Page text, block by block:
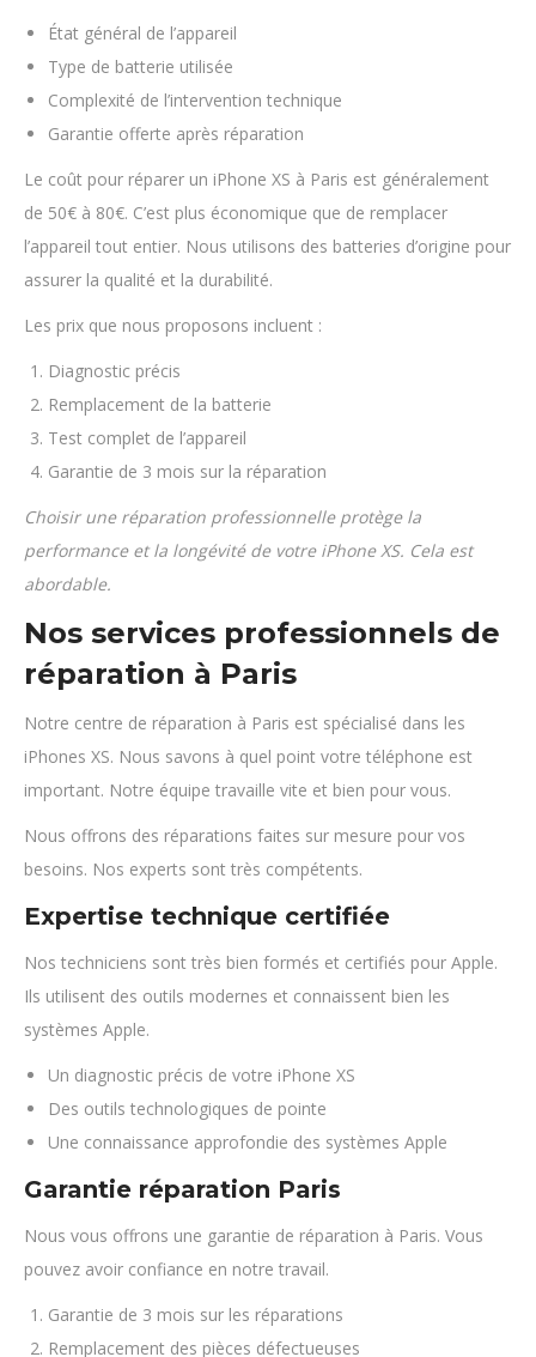
État général de l’appareil
Type de batterie utilisée
Complexité de l’intervention technique
Garantie offerte après réparation
Le coût pour réparer un iPhone XS à Paris est généralement
de 50€ à 80€. C’est plus économique que de remplacer
l’appareil tout entier. Nous utilisons des batteries d’origine pour
assurer la qualité et la durabilité.
Les prix que nous proposons incluent :
Diagnostic précis
Remplacement de la batterie
Test complet de l’appareil
Garantie de 3 mois sur la réparation
Choisir une réparation professionnelle protège la
performance et la longévité de votre iPhone XS. Cela est
abordable.
Nos services professionnels de
réparation à Paris
Notre centre de réparation à Paris est spécialisé dans les
iPhones XS. Nous savons à quel point votre téléphone est
important. Notre équipe travaille vite et bien pour vous.
Nous offrons des réparations faites sur mesure pour vos
besoins. Nos experts sont très compétents.
Expertise technique certifiée
Nos techniciens sont très bien formés et certifiés pour Apple.
Ils utilisent des outils modernes et connaissent bien les
systèmes Apple.
Un diagnostic précis de votre iPhone XS
Des outils technologiques de pointe
Une connaissance approfondie des systèmes Apple
Garantie réparation Paris
Nous vous offrons une garantie de réparation à Paris. Vous
pouvez avoir confiance en notre travail.
Garantie de 3 mois sur les réparations
Remplacement des pièces défectueuses